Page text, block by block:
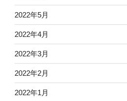
2022年5月
2022年4月
2022年3月
2022年2月
2022年1月